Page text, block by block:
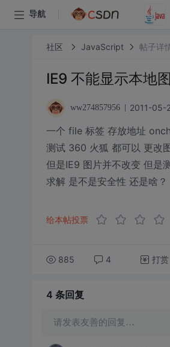
导航
社区 JavaScript 帖子详
IE9 不能显示本地
ww274857956 2011-05-
一个 file 标签 存放地址
测试 360 火狐 都可以 更改
但是IE9 图片并不改变 但是
求解 是不是安全性 还是啥？
给本帖投票
885 4 打赏
4 条回复
请发表友善的回复…